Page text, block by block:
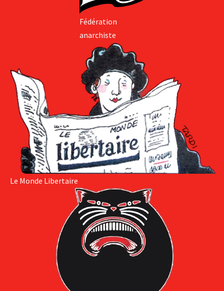
Fédération
anarchiste
Le Monde Libertaire